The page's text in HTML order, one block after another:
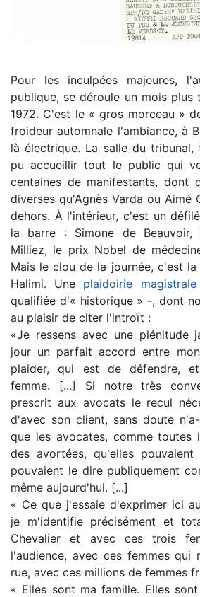
Pour les inculpées majeures,
publique, se déroule un mois
1972. C'est le « gros morceau »
froideur automnale l'ambiance, à
là électrique. La salle du
pu accueillir tout le public qui
centaines de manifestants, dont
diverses qu'Agnès Varda ou Aimé
dehors. À l'intérieur, c'est un
la barre : Simone de Beauvoir,
Milliez, le prix Nobel de
Mais le clou de la journée, c'est
Halimi. Une plaidoirie magistrale
qualifiée d'« historique » -, dont
au plaisir de citer l'introït :
«Je ressens avec une plénitude
jour un parfait accord entre
plaider, qui est de défendre,
femme. [...] Si notre très
prescrit aux avocats le recul
d'avec son client, sans doute
que les avocates, comme toutes
des avortées, qu'elles
pouvaient le dire publiquement
même aujourd'hui. [...]
« Ce que j'essaie d'exprimer ici
je m'identifie précisément et
Chevalier et avec ces trois
l'audience, avec ces femmes qui
rue, avec ces millions de femmes
« Elles sont ma famille. Elles